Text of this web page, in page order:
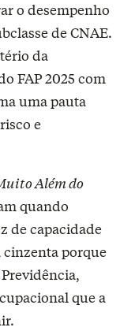
o desempenho
de CNAE.
da
FAP 2025 com
uma pauta
e
Além do
quando
de capacidade
cinzenta porque
que a